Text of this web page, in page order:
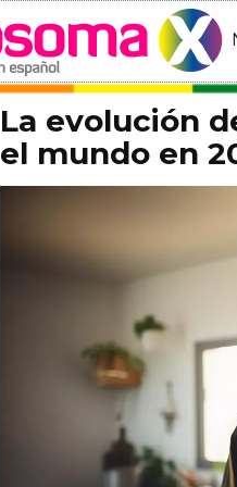
La evolución
el mundo en